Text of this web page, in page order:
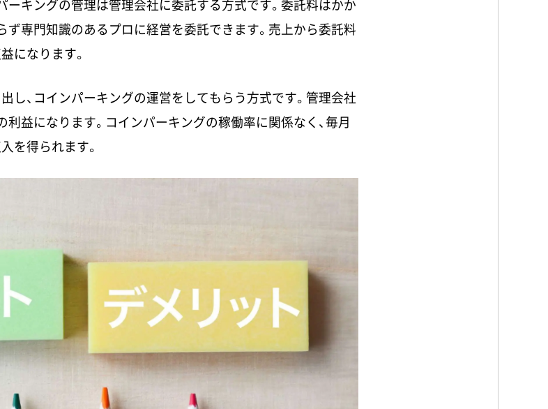
ーキングの管理は管理会社に委託する方式です。委託料はかか
ず専門知識のあるプロに経営を委託できます。売上から委託料
になります。
し、コインパーキングの運営をしてもらう方式です。管理会社
益になります。コインパーキングの稼働率に関係なく、毎月
を得られます。